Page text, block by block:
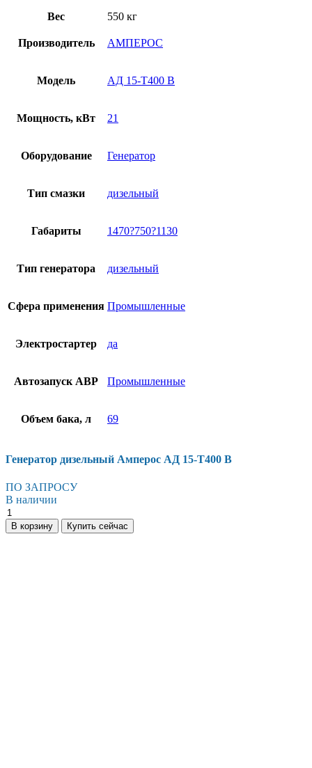
Вес 550 кг
Производитель АМПЕРОС
Модель АД 15-Т400 B
Мощность, кВт 21
Оборудование Генератор
Тип смазки дизельный
Габариты 1470?750?1130
Тип генератора дизельный
Сфера применения Промышленные
Электростартер да
Автозапуск АВР Промышленные
Объем бака, л 69
Генератор дизельный Амперос АД 15-Т400 B
ПО ЗАПРОСУ
В наличии
Генератор
дизельный
Амперос
В корзину Купить сейчас